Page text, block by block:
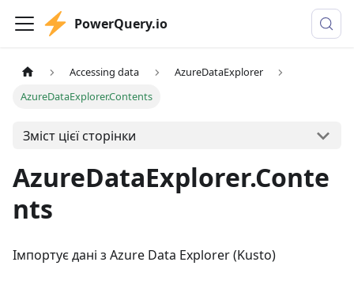
PowerQuery.io
Accessing data
AzureDataExplorer
AzureDataExplorer.Contents
Зміст цієї сторінки
AzureDataExplorer.Conte
nts
Імпортує дані з Azure Data Explorer (Kusto)